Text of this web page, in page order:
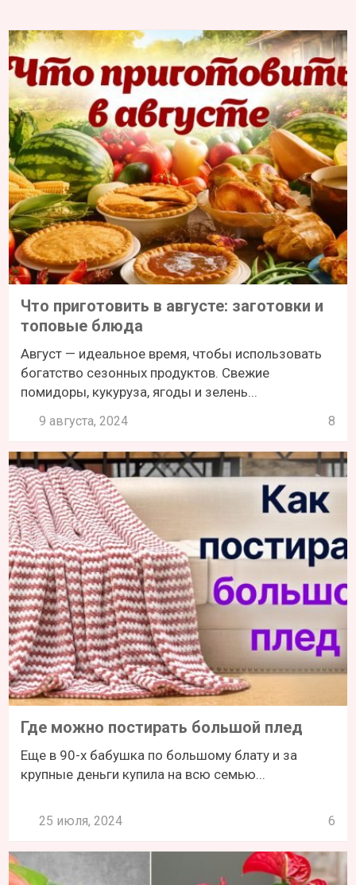
Что приготовить в августе: заготовки и
топовые блюда
Август — идеальное время, чтобы использовать
богатство сезонных продуктов. Свежие
помидоры, кукуруза, ягоды и зелень...
9 августа, 2024 8
Где можно постирать большой плед
Еще в 90-х бабушка по большому блату и за
крупные деньги купила на всю семью...
25 июля, 2024 6